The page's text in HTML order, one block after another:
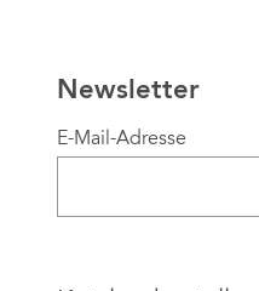
Newsletter
E-Mail-Adresse